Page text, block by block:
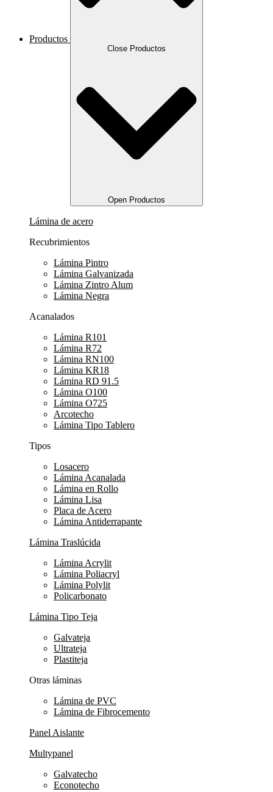
Productos
Close Productos
Open Productos
Lámina de acero
Recubrimientos
Lámina Pintro
Lámina Galvanizada
Lámina Zintro Alum
Lámina Negra
Acanalados
Lámina R101
Lámina R72
Lámina RN100
Lámina KR18
Lámina RD 91.5
Lámina O100
Lámina O725
Arcotecho
Lámina Tipo Tablero
Tipos
Losacero
Lámina Acanalada
Lámina en Rollo
Lámina Lisa
Placa de Acero
Lámina Antiderrapante
Lámina Traslúcida
Lámina Acrylit
Lámina Poliacryl
Lámina Polylit
Policarbonato
Lámina Tipo Teja
Galvateja
Ultrateja
Plastiteja
Otras láminas
Lámina de PVC
Lámina de Fibrocemento
Panel Aislante
Multypanel
Galvatecho
Econotecho